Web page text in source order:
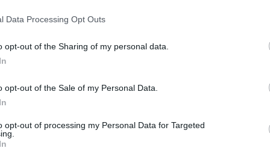
Data Processing Opt Outs
opt-out of the Sharing of my personal data.
opt-out of the Sale of my Personal Data.
opt-out of processing my Personal Data for Targeted
το μεγαλύτερο ποσοστό μείωσης του
έως 29%) παρατηρήθηκε στα 60 έως 80
χωρίς περαιτέρω όφελος σε
σημειώνουν ότι τα όσπρια και η σόγια είναι
μαγνήσιο και φυτικές ίνες, συστατικά